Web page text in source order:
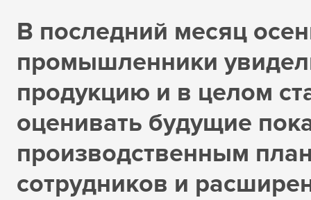
В последний месяц
промышленники
продукцию и в целом
оценивать будущие
производственным
сотрудников и